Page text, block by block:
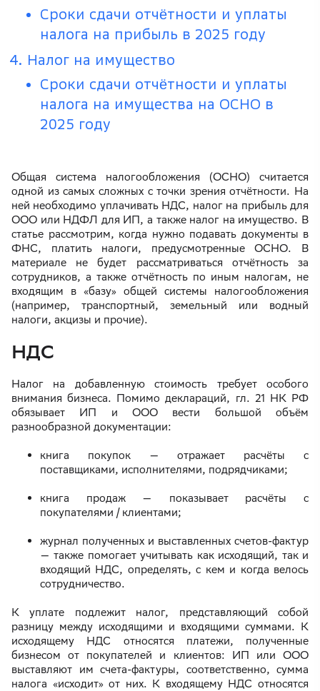
Сроки сдачи отчётности и уплаты
налога на прибыль в 2025 году
Налог на имущество
Сроки сдачи отчётности и уплаты
налога на имущества на ОСНО в
2025 году
Общая система налогообложения (ОСНО) считается
одной из самых сложных с точки зрения отчётности. На
ней необходимо уплачивать НДС, налог на прибыль для
ООО или НДФЛ для ИП, а также налог на имущество. В
статье рассмотрим, когда нужно подавать документы в
ФНС, платить налоги, предусмотренные ОСНО. В
материале не будет рассматриваться отчётность за
сотрудников, а также отчётность по иным налогам, не
входящим в «базу» общей системы налогообложения
(например, транспортный, земельный или водный
налоги, акцизы и прочие).
НДС
Налог на добавленную стоимость требует особого
внимания бизнеса. Помимо деклараций, гл. 21 НК РФ
обязывает ИП и ООО вести большой объём
разнообразной документации:
книга покупок — отражает расчёты с
поставщиками, исполнителями, подрядчиками;
книга продаж — показывает расчёты с
покупателями / клиентами;
журнал полученных и выставленных счетов-фактур
— также помогает учитывать как исходящий, так и
входящий НДС, определять, с кем и когда велось
сотрудничество.
К уплате подлежит налог, представляющий собой
разницу между исходящими и входящими суммами. К
исходящему НДС относятся платежи, полученные
бизнесом от покупателей и клиентов: ИП или ООО
выставляют им счета-фактуры, соответственно, сумма
налога «исходит» от них. К входящему НДС относятся